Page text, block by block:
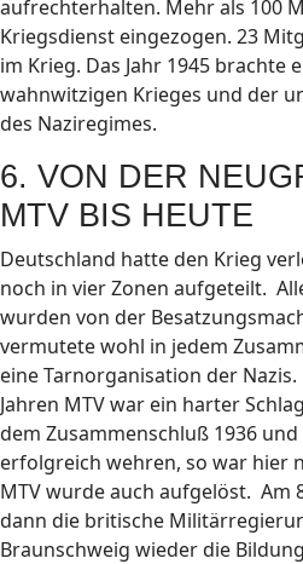
aufrechterhalten. Mehr als 100
Kriegsdienst eingezogen. 23
im Krieg. Das Jahr 1945 brachte
wahnwitzigen Krieges und der
des Naziregimes.
6. VON DER
MTV BIS HEUTE
Deutschland hatte den Krieg
noch in vier Zonen aufgeteilt.
wurden von der
vermutete wohl in jedem
eine Tarnorganisation der
Jahren MTV war ein harter
dem Zusammenschluß 1936
erfolgreich wehren, so war hier
MTV wurde auch aufgelöst. Am
dann die britische
Braunschweig wieder die